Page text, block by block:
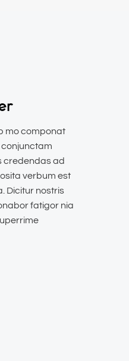
mo componat
conjunctam
credendas ad
verbum est
Dicitur nostris
fatigor nia